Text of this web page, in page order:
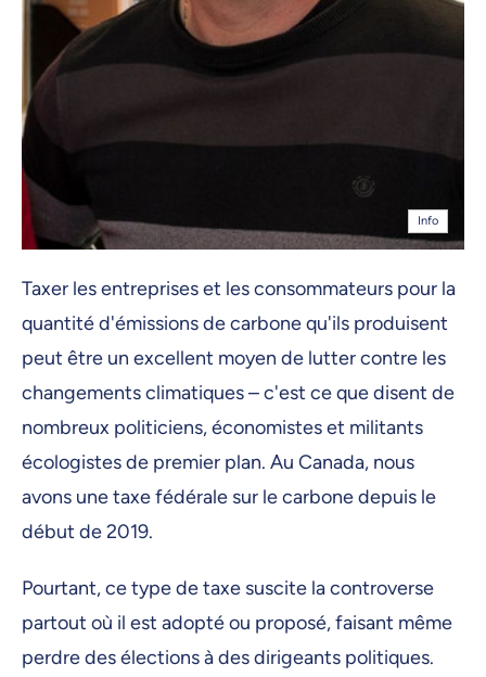
Info
Taxer les entreprises et les consommateurs pour la
quantité d'émissions de carbone qu'ils produisent
peut être un excellent moyen de lutter contre les
changements climatiques – c'est ce que disent de
nombreux politiciens, économistes et militants
écologistes de premier plan. Au Canada, nous
avons une taxe fédérale sur le carbone depuis le
début de 2019.
Pourtant, ce type de taxe suscite la controverse
partout où il est adopté ou proposé, faisant même
perdre des élections à des dirigeants politiques.